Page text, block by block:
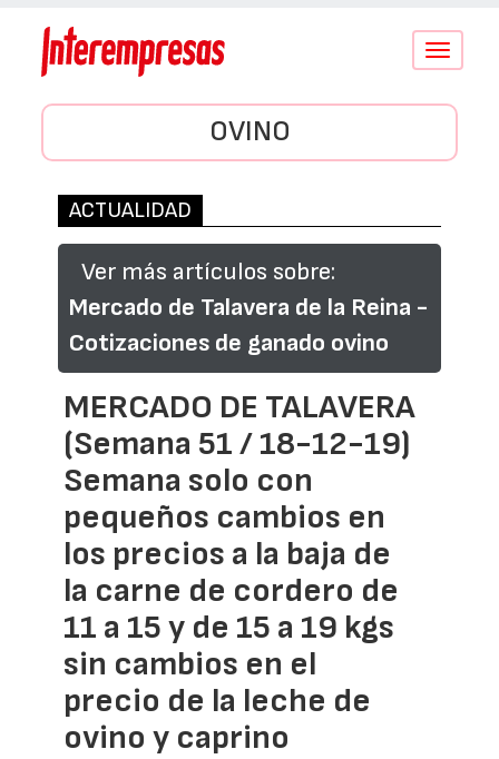
Conmutar
OVINO
ACTUALIDAD
Ver más artículos sobre:
Mercado de Talavera de la Reina -
Cotizaciones de ganado ovino
MERCADO DE TALAVERA
(Semana 51 / 18-12-19)
Semana solo con
pequeños cambios en
los precios a la baja de
la carne de cordero de
11 a 15 y de 15 a 19 kgs
sin cambios en el
precio de la leche de
ovino y caprino